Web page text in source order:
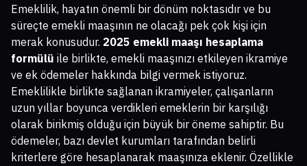
Emeklilik, hayatın önemli bir dönüm noktasıdır ve bu
süreçte emekli maaşının ne olacağı pek çok kişi için
merak konusudur. 2025 emekli maaşı hesaplama
formülü ile birlikte, emekli maaşınızı etkileyen ikramiye
ve ek ödemeler hakkında bilgi vermek istiyoruz.
Emeklilikle birlikte sağlanan ikramiyeler, çalışanların
uzun yıllar boyunca verdikleri emeklerin bir karşılığı
olarak birikmiş olduğu için büyük bir öneme sahiptir. Bu
ödemeler, bazı devlet kurumları tarafından belirli
kriterlere göre hesaplanarak maaşınıza eklenir. Özellikle